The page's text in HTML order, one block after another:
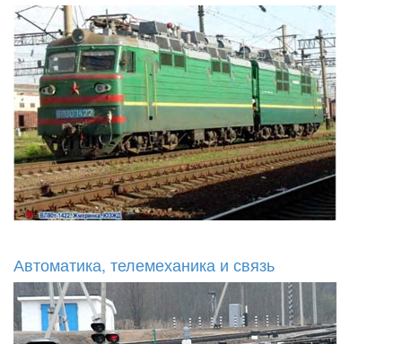
Автоматика, телемеханика и связь